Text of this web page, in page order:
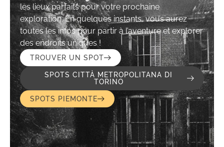
les lieux parfaits pour votre prochaine
exploration. En quelques instants, vous aurez
toutes les infos pour partir à l’aventure et explorer
des endroits uniques !
TROUVER UN SPOT
SPOTS CITTÀ METROPOLITANA DI
TORINO
SPOTS PIEMONTE